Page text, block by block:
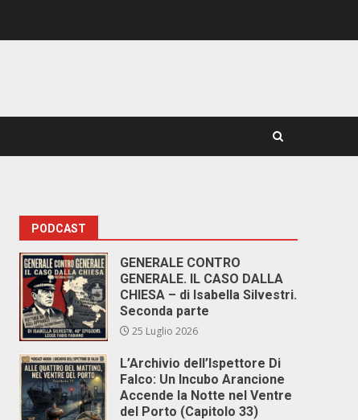
PODCAST
GENERALE CONTRO
GENERALE. IL CASO DALLA
CHIESA – di Isabella Silvestri.
Seconda parte
25 Luglio 2026
L’Archivio dell’Ispettore Di
Falco: Un Incubo Arancione
Accende la Notte nel Ventre
del Porto (Capitolo 33)